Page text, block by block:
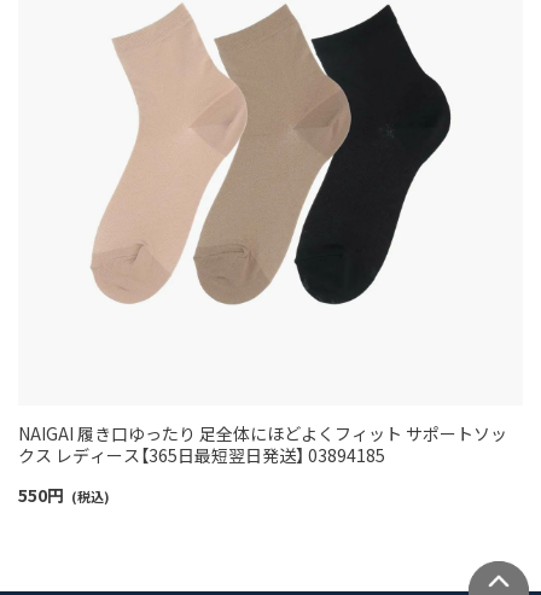
NAIGAI 履き口ゆったり 足全体にほどよくフィット サポートソッ
クス レディース【365日最短翌日発送】 03894185
550円 (税込)